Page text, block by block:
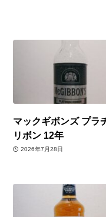
マックギボンズ プラ
リボン 12年
2026年7月28日